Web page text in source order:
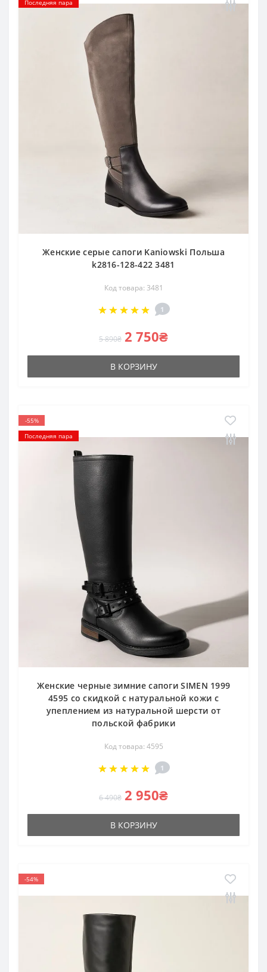
Последняя пара
Женские серые сапоги Kaniowski Польша
k2816-128-422 3481
Код товара: 3481
1
5 890₴ 2 750₴
В КОРЗИНУ
-55%
Последняя пара
Женские черные зимние сапоги SIMEN 1999
4595 со скидкой с натуральной кожи с
упеплением из натуральной шерсти от
польской фабрики
Код товара: 4595
1
6 490₴ 2 950₴
В КОРЗИНУ
-54%